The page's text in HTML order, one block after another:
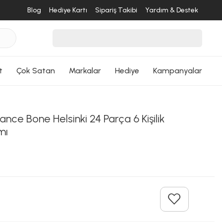
Blog Hediye Kartı Sipariş Takibi Yardım & Destek
Çok Satan Markalar Hediye Kampanyalar
Dön
Bone Helsinki 24 Parça 6 Kişilik